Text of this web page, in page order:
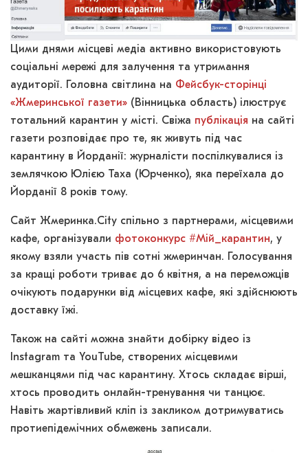
Цими днями місцеві медіа активно використовують
соціальні мережі для залучення та утримання
аудиторії. Головна світлина на Фейсбук-сторінці
«Жмеринської газети» (Вінницька область) ілюструє
тотальний карантин у місті. Свіжа публікація на сайті
газети розповідає про те, як живуть під час
карантину в Йорданії: журналісти поспілкувалися із
землячкою Юлією Таха (Юрченко), яка переїхала до
Йорданії 8 років тому.
Сайт Жмеринка.City спільно з партнерами, місцевими
кафе, організували фотоконкурс #Мій_карантин, у
якому взяли участь пів сотні жмеринчан. Голосування
за кращі роботи триває до 6 квітня, а на переможців
очікують подарунки від місцевих кафе, які здійснюють
доставку їжі.
Також на сайті можна знайти добірку відео із
Instagram та YouTube, створених місцевими
мешканцями під час карантину. Хтось складає вірші,
хтось проводить онлайн-тренування чи танцює.
Навіть жартівливий кліп із закликом дотримуватись
протиепідемічних обмежень записали.